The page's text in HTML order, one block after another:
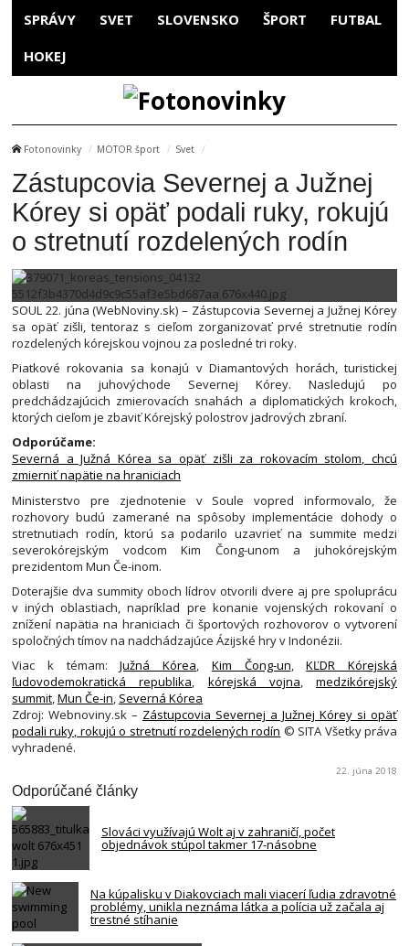
SPRÁVY SVET SLOVENSKO ŠPORT FUTBAL
HOKEJ
Fotonovinky MOTOR šport Svet
Zástupcovia Severnej a Južnej
Kórey si opäť podali ruky, rokujú
o stretnutí rozdelených rodín
SOUL 22. júna (WebNoviny.sk) – Zástupcovia Severnej a Južnej Kórey
sa opäť zišli, tentoraz s cieľom zorganizovať prvé stretnutie rodín
rozdelených kórejskou vojnou za posledné tri roky.
Piatkové rokovania sa konajú v Diamantových horách, turistickej
oblasti na juhovýchode Severnej Kórey. Nasledujú po
predchádzajúcich zmierovacích snahách a diplomatických krokoch,
ktorých cieľom je zbaviť Kórejský polostrov jadrových zbraní.
Odporúčame:
Severná a Južná Kórea sa opäť zišli za rokovacím stolom, chcú
zmierniť napätie na hraniciach
Ministerstvo pre zjednotenie v Soule vopred informovalo, že
rozhovory budú zamerané na spôsoby implementácie dohody o
stretnutiach rodín, ktorú sa podarilo uzavrieť na summite medzi
severokórejským vodcom Kim Čong-unom a juhokórejským
prezidentom Mun Če-inom.
Doterajšie dva summity oboch lídrov otvorili dvere aj pre spoluprácu
v iných oblastiach, napríklad pre konanie vojenských rokovaní o
znížení napätia na hraniciach či športových rozhovorov o vytvorení
spoločných tímov na nadchádzajúce Ázijské hry v Indonézii.
Viac k témam:Južná Kórea, Kim Čong-un,KĽDR Kórejská
ľudovodemokratická republika, kórejská vojna, medzikórejský
summit,Mun Če-in, Severná Kórea
Zdroj: Webnoviny.sk – Zástupcovia Severnej a Južnej Kórey si opäť
podali ruky, rokujú o stretnutí rozdelených rodín © SITA Všetky práva
vyhradené.
22. júna 2018
Odporúčané články
Slováci využívajú Wolt aj v zahraničí, počet
objednávok stúpol takmer 17-násobne
Na kúpalisku v Diakovciach mali viacerí ľudia zdravotné
problémy, unikla neznáma látka a polícia už začala aj
trestné stíhanie